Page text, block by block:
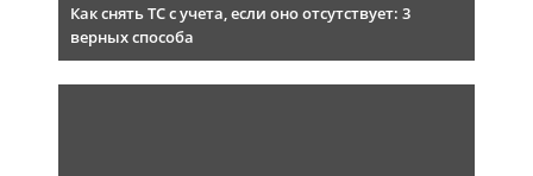
Как снять ТС с учета, если оно отсутствует: 3
верных способа